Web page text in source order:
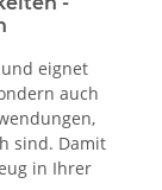
eignet
auch
sind. Damit
in Ihrer